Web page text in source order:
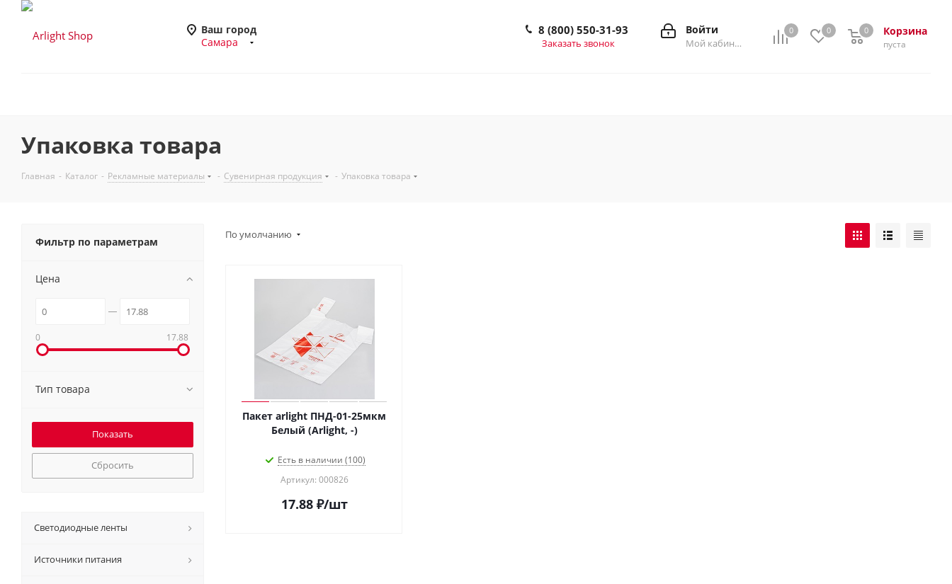
Ваш город
Самара
0 0 Корзина
0
пуста
0
Войти
Мой кабинет
8 (800) 550-31-93
Заказать звонок
Упаковка товара
Главная - Каталог - Рекламные материалы - Сувенирная продукция - Упаковка товара
По умолчанию
Пакет arlight ПНД-01-25мкм
Белый (Arlight, -)
Есть в наличии (100)
Артикул: 000826
17.88₽/шт
Фильтр по параметрам
Цена
0 17.88
Тип товара
Сбросить
Светодиодные ленты
Источники питания